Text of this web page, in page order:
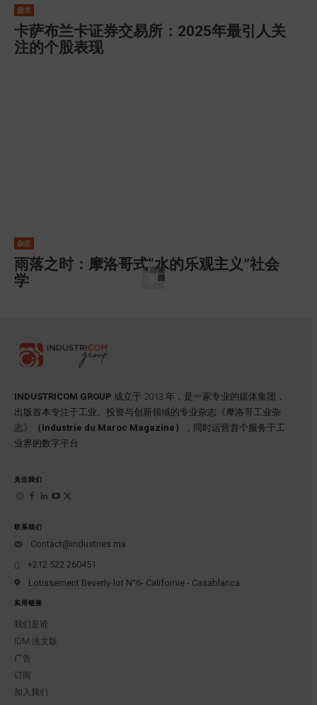
股市
卡萨布兰卡证券交易所：2025年最引人关
注的个股表现
杂志
雨落之时：摩洛哥式“水的乐观主义”社会
学
INDUSTRICOM GROUP 成立于 2013 年，是一家专业的媒体集团，
出版首本专注于工业、投资与创新领域的专业杂志《摩洛哥工业杂
志》
（Industrie du Maroc Magazine）
，同时运营首个服务于工
业界的数字平台
关注我们
联系我们
Contact@industries.ma
+212 522 260451
Lotissement Beverly-lot N°6- Californie - Casablanca
实用链接
我们是谁
IDM 法文版
广告
订阅
加入我们